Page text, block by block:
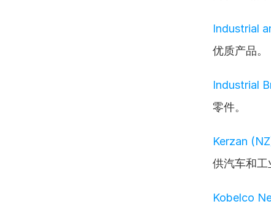
Industrial
优质产品。
Industrial
零件。
Kerzan
供汽车和工
Kobelco